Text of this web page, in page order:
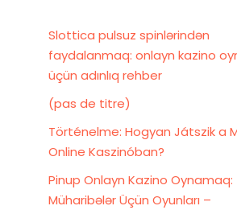
Slottica pulsuz spinlərindən
faydalanmaq: onlayn kazino
üçün adınlıq rehber
(pas de titre)
Történelme: Hogyan Játszik a
Online Kaszinóban?
Pinup Onlayn Kazino Oynamaq:
Müharibələr Üçün Oyunları –